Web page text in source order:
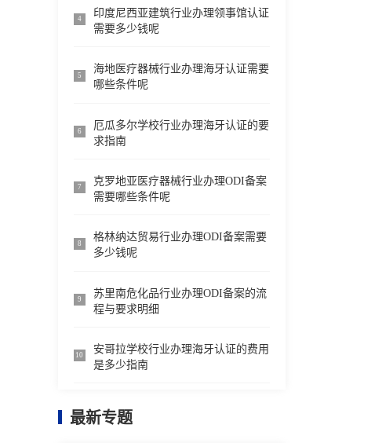
4
印度尼西亚建筑行业办理领事馆认证
需要多少钱呢
5
海地医疗器械行业办理海牙认证需要
哪些条件呢
6
厄瓜多尔学校行业办理海牙认证的要
求指南
7
克罗地亚医疗器械行业办理ODI备案
需要哪些条件呢
8
格林纳达贸易行业办理ODI备案需要
多少钱呢
9
苏里南危化品行业办理ODI备案的流
程与要求明细
10
安哥拉学校行业办理海牙认证的费用
是多少指南
最新专题